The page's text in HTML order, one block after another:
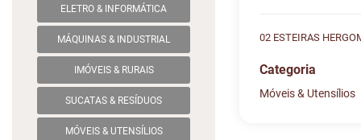
ELETRO & INFORMÁTICA
MÁQUINAS & INDUSTRIAL
IMÓVEIS & RURAIS
SUCATAS & RESÍDUOS
MÓVEIS & UTENSÍLIOS
02 ESTEIRAS
Categoria
Móveis & Utensílios